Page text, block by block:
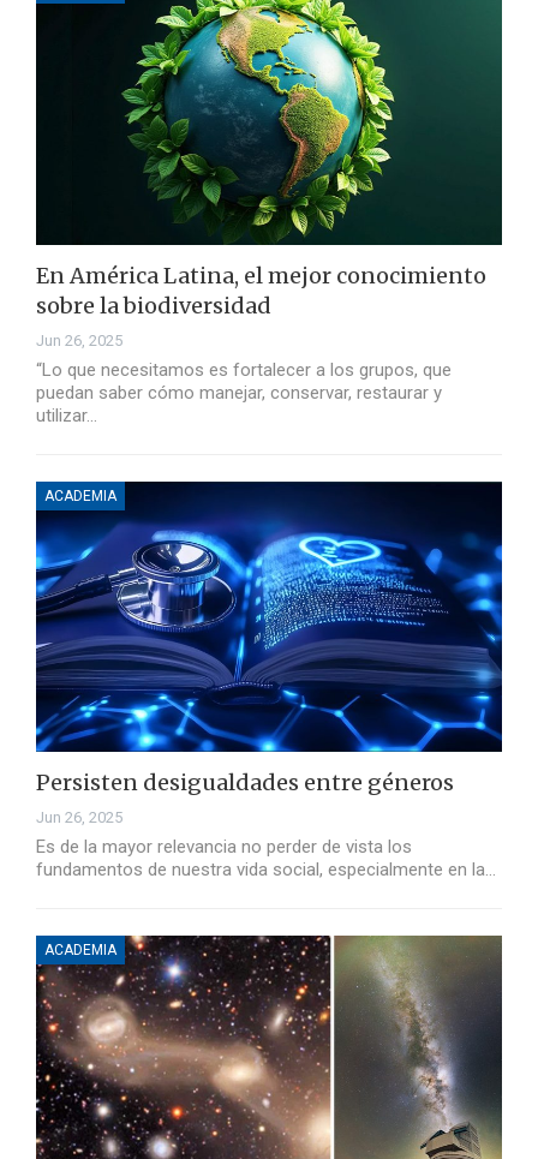
En América Latina, el mejor conocimiento
sobre la biodiversidad
Jun 26, 2025
“Lo que necesitamos es fortalecer a los grupos, que
puedan saber cómo manejar, conservar, restaurar y
utilizar…
ACADEMIA
Persisten desigualdades entre géneros
Jun 26, 2025
Es de la mayor relevancia no perder de vista los
fundamentos de nuestra vida social, especialmente en la…
ACADEMIA